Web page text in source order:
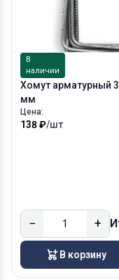
В
наличии
Хомут арматурный
мм
Цена:
138 ₽/шт
− +
В корзину